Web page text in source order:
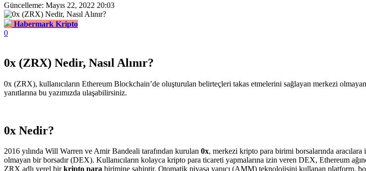
Güncelleme: Mayıs 22, 2022 20:03
Habermark Kripto
0
0x (ZRX) Nedir, Nasıl Alınır?
0x (ZRX), kullanıcıların Ethereum Blockchain’de oluşturulan belirteçleri takas etmelerini sağlayan merkezi
yanıtlarına bu yazımızda ulaşabilirsiniz.
0x Nedir?
2016 yılında Will Warren ve Amir Bandeali tarafından kurulan 0x, merkezi kripto para birimi borsalarında
olmayan bir borsadır (DEX). Kullanıcıların kolayca kripto para ticareti yapmalarına izin veren DEX, Ethereum
ZRX adlı yerel birkripto para birimine sahiptir. Otomatik piyasa yapıcı (AMM) teknolojisini kullanan platform,